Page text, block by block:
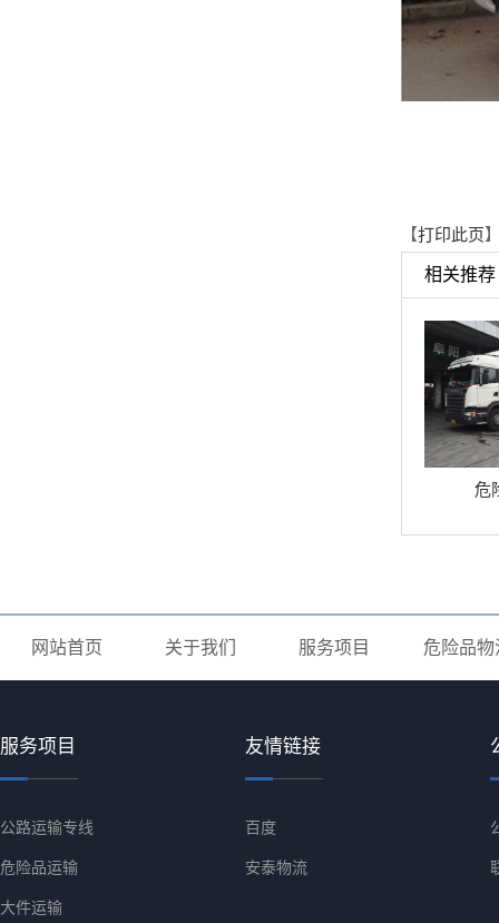
【打印此页
相关推荐
危
网站首页 关于我们 服务项目 危险品物
服务项目
公路运输专线
危险品运输
大件运输
友情链接
百度
安泰物流